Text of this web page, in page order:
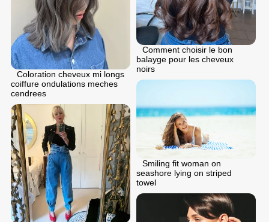
Comment choisir le bon
balayge pour les cheveux
noirs
Coloration cheveux mi longs
coiffure ondulations meches
cendrees
Smiling fit woman on
seashore lying on striped
towel